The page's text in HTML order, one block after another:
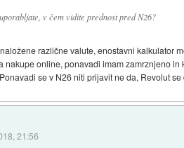
v čem vidite prednost pred N26?
različne valute, enostavni kalkulator
nakupe online, ponavadi imam zamrznjeno
se v N26 niti prijavit ne da, Revolut
21:56